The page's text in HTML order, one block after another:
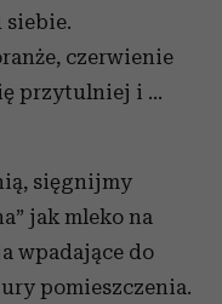
siebie.
czerwienie
przytulniej i …
sięgnijmy
jak mleko na
wpadające do
pomieszczenia.